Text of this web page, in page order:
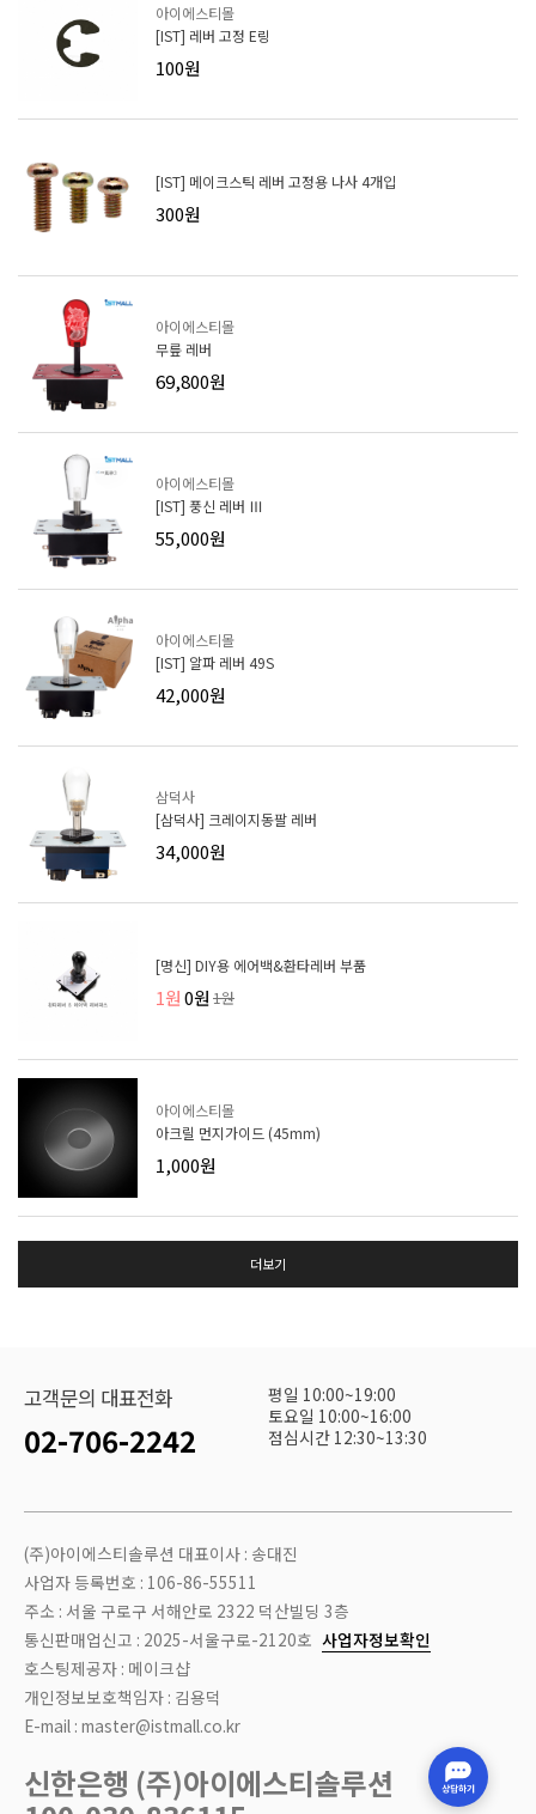
아이에스티몰
[IST] 레버 고정 E링
100원
[IST] 메이크스틱 레버 고정용 나사 4개입
300원
아이에스티몰
무릎 레버
69,800원
아이에스티몰
[IST] 풍신 레버 Ⅲ
55,000원
아이에스티몰
[IST] 알파 레버 49S
42,000원
삼덕사
[삼덕사] 크레이지동팔 레버
34,000원
[명신] DIY용 에어백&환타레버 부품
1원0원 1원
아이에스티몰
아크릴 먼지가이드 (45mm)
1,000원
더보기
고객문의 대표전화
02-706-2242
평일 10:00~19:00
토요일 10:00~16:00
점심시간 12:30~13:30
(주)아이에스티솔루션 대표이사 : 송대진
사업자 등록번호 : 106-86-55511
주소 : 서울 구로구 서해안로 2322 덕산빌딩 3층
통신판매업신고 : 2025-서울구로-2120호 사업자정보확인
호스팅제공자 : 메이크샵
개인정보보호책임자 : 김용덕
E-mail : master@istmall.co.kr
신한은행 (주)아이에스티솔루션